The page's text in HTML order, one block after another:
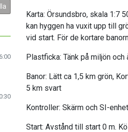
Karta: Örsundsbro, skala 1:7
kan hyggen ha vuxit upp till
vid start. För de kortare
Plastficka: Tänk på miljön
Banor: Lätt ca 1,5 km grön,
5 km svart
Kontroller: Skärm och SI-
Start: Avstånd till start 0 m.